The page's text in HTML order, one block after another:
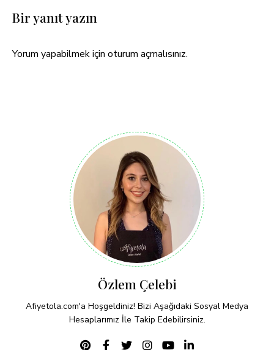
Bir yanıt yazın
Yorum yapabilmek için oturum açmalısınız.
Özlem Çelebi
Afiyetola.com'a Hoşgeldiniz! Bizi Aşağıdaki Sosyal Medya
Hesaplarımız İle Takip Edebilirsiniz.